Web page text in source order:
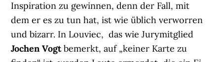
Inspiration zu gewinnen, denn der Fall, mit
dem er es zu tun hat, ist wie üblich verworren
und bizarr. In Louviec, das wie Jurymitglied
Jochen Vogtbemerkt, auf „keiner Karte zu